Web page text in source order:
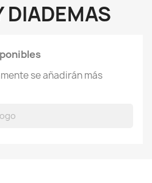
DIADEMAS
se añadirán más